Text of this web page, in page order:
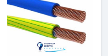
35 мм²
Кол-во жил
1
Наличие экрана
не экранированный